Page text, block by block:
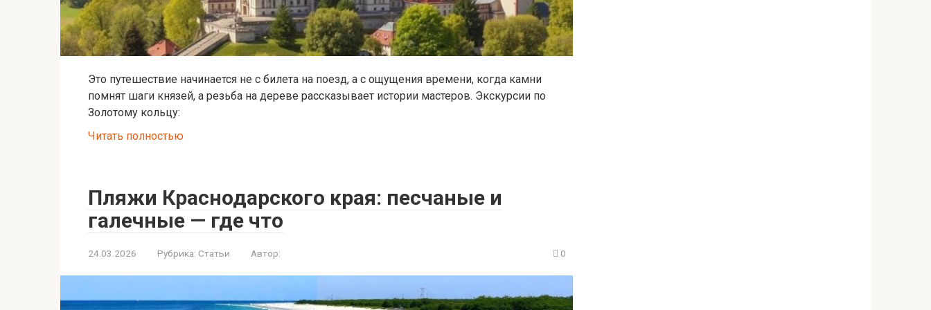
Это путешествие начинается не с билета на поезд, а с ощущения времени, когда камни
помнят шаги князей, а резьба на дереве рассказывает истории мастеров. Экскурсии по
Золотому кольцу:
Читать полностью
Пляжи Краснодарского края: песчаные и
галечные — где что
24.03.2026 Рубрика: Статьи Автор: 0